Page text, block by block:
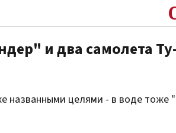
и два самолета
названными целями - в воде тоже